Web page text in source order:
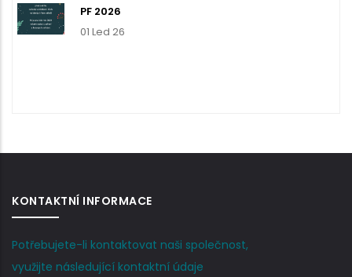
PF 2026
01 Led 26
KONTAKTNÍ INFORMACE
Potřebujete-li kontaktovat naši společnost,
využijte následující kontaktní údaje